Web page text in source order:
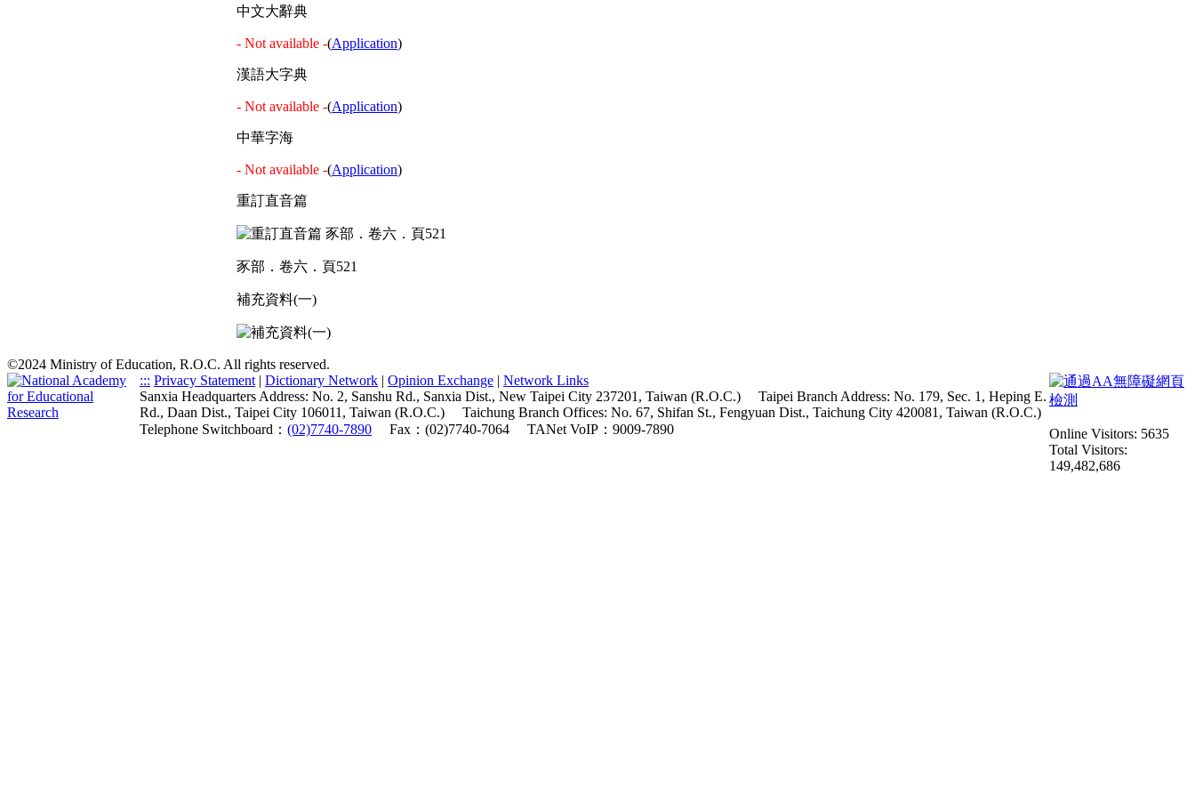
中文大辭典
- Not available -(Application)
漢語大字典
- Not available -(Application)
中華字海
- Not available -(Application)
重訂直音篇
豕部．卷六．頁521
補充資料(一)
©2024 Ministry of Education, R.O.C. All rights reserved.
::: Privacy Statement |Dictionary Network |Opinion Exchange |Network Links
Sanxia Headquarters Address: No. 2, Sanshu Rd., Sanxia Dist., New Taipei City 237201, Taiwan (R.O.C.)
Taipei Branch Address: No. 179, Sec. 1, Heping E.
Rd., Daan Dist., Taipei City 106011, Taiwan (R.O.C.)
Taichung Branch Offices: No. 67, Shifan St., Fengyuan Dist., Taichung City 420081, Taiwan (R.O.C.)
Telephone Switchboard：(02)7740-7890 Fax：(02)7740-7064 TANet VoIP：9009-7890
Online Visitors: 5635
Total Visitors:
149,482,686